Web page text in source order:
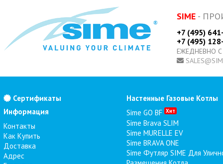
SIME -
+7 (495)
+7 (495)
ЕЖЕДНЕВНО
Сертификаты
Информация
Контакты
Как Купить
Доставка
Адрес
Настенные Газовые Котлы
Sime GO BF Хит
Sime Brava SLIM
Sime MURELLE EV
Sime BRAVA ONE
Sime Футляр SIME Для